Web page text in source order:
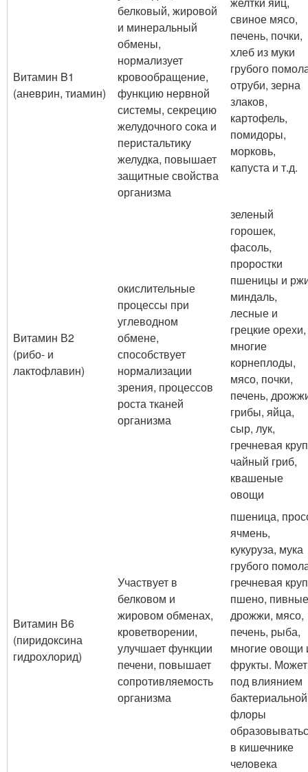
Витамин B1
(аневрин, тиамин)
белковый, жировой
и минеральный
обмены,
нормализует
кровообращение,
функцию нервной
системы, секрецию
желудочного сока и
перистальтику
желудка, повышает
защитные свойства
организма
свиное мясо,
печень, почки,
хлеб из муки
грубого
отруби, зерна
злаков,
картофель,
помидоры,
морковь,
капуста и т.д.
Витамин В2
(рибо- и
лактофлавин)
окислительные
процессы при
углеводном
обмене,
способствует
нормализации
зрения, процессов
роста тканей
организма
зеленый
горошек,
фасоль,
проростки
пшеницы и
миндаль,
лесные и
грецкие орехи,
многие
корнеплоды,
мясо, почки,
печень,
грибы, яйца,
сыр, лук,
гречневая
чайный гриб,
квашеные
овощи
Витамин В6
(пиридоксина
гидрохлорид)
Участвует в
белковом и
жировом обменах,
кроветворении,
улучшает функции
печени, повышает
сопротивляемость
организма
пшеница,
ячмень,
кукуруза, мука
грубого
гречневая
пшено, пивные
дрожжи, мясо,
печень, рыба,
многие овощи
фрукты. Может
под влиянием
бактериальной
флоры
в кишечнике
человека